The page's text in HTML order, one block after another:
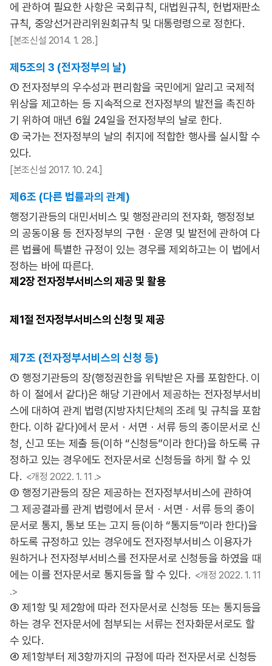
에 관하여 필요한 사항은 국회규칙, 대법원규칙, 헌법재판소
규칙, 중앙선거관리위원회규칙 및 대통령령으로 정한다.
[본조신설 2014. 1. 28.]
제5조의 3 (전자정부의 날)
① 전자정부의 우수성과 편리함을 국민에게 알리고 국제적
위상을 제고하는 등 지속적으로 전자정부의 발전을 촉진하
기 위하여 매년 6월 24일을 전자정부의 날로 한다.
② 국가는 전자정부의 날의 취지에 적합한 행사를 실시할 수
있다.
[본조신설 2017. 10. 24.]
제6조 (다른 법률과의 관계)
행정기관등의 대민서비스 및 행정관리의 전자화, 행정정보
의 공동이용 등 전자정부의 구현ㆍ운영 및 발전에 관하여 다
른 법률에 특별한 규정이 있는 경우를 제외하고는 이 법에서
정하는 바에 따른다.
제2장전자정부서비스의 제공 및 활용
제1절 전자정부서비스의 신청 및 제공
제7조 (전자정부서비스의 신청 등)
① 행정기관등의 장(행정권한을 위탁받은 자를 포함한다. 이
하 이 절에서 같다)은 해당 기관에서 제공하는 전자정부서비
스에 대하여 관계 법령(지방자치단체의 조례 및 규칙을 포함
한다. 이하 같다)에서 문서ㆍ서면ㆍ서류 등의 종이문서로 신
청, 신고 또는 제출 등(이하 “신청등”이라 한다)을 하도록 규
정하고 있는 경우에도 전자문서로 신청등을 하게 할 수 있
다. <개정 2022. 1. 11 .>
② 행정기관등의 장은 제공하는 전자정부서비스에 관하여
그 제공결과를 관계 법령에서 문서ㆍ서면ㆍ서류 등의 종이
문서로 통지, 통보 또는 고지 등(이하 “통지등”이라 한다)을
하도록 규정하고 있는 경우에도 전자정부서비스 이용자가
원하거나 전자정부서비스를 전자문서로 신청등을 하였을 때
에는 이를 전자문서로 통지등을 할 수 있다. <개정 2022. 1. 11
.>
③ 제1항 및 제2항에 따라 전자문서로 신청등 또는 통지등을
하는 경우 전자문서에 첨부되는 서류는 전자화문서로도 할
수 있다.
④ 제1항부터 제3항까지의 규정에 따라 전자문서로 신청등